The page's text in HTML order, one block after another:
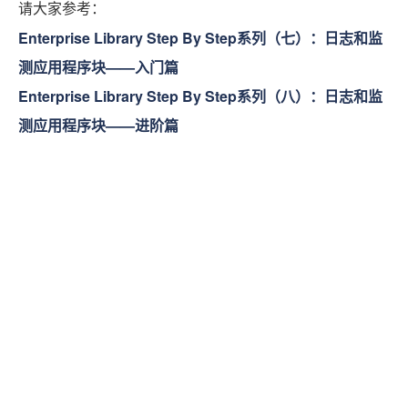
请大家参考：
Enterprise Library Step By Step系列（七）：日志和监
测应用程序块——入门篇
Enterprise Library Step By Step系列（八）：日志和监
测应用程序块——进阶篇